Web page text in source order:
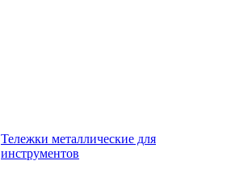
Тележки металлические для
инструментов